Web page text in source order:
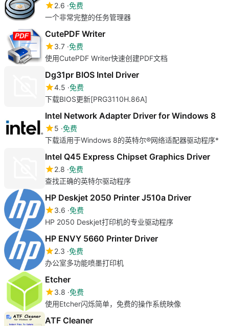
2.6 免费
一个非常完整的任务管理器
CutePDF Writer
3.7 免费
使用CutePDF Writer快速创建PDF文档
Dg31pr BIOS Intel Driver
4.5 免费
下载BIOS更新[PRG3110H.86A]
Intel Network Adapter Driver for Windows 8
5 免费
下载适用于Windows 8的英特尔®网络适配器驱动程序*
Intel Q45 Express Chipset Graphics Driver
2.8 免费
查找正确的英特尔驱动程序
HP Deskjet 2050 Printer J510a Driver
3.6 免费
HP 2050 Deskjet打印机的专业驱动程序
HP ENVY 5660 Printer Driver
2.3 免费
办公室多功能喷墨打印机
Etcher
3.8 免费
使用Etcher闪烁简单，免费的操作系统映像
ATF Cleaner